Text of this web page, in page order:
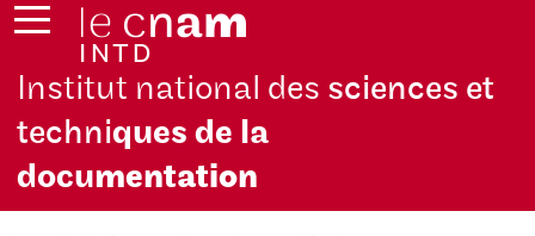
Institut national des sciences et
techniques de la
documentation